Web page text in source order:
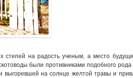
степей на радость ученым, а место
были противниками подобного
на солнце желтой травы и